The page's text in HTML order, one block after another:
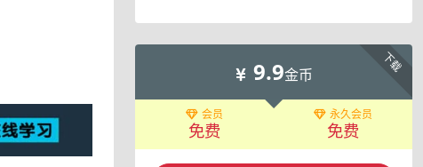
下载
9.9金币
会员
免费
永久会员
免费